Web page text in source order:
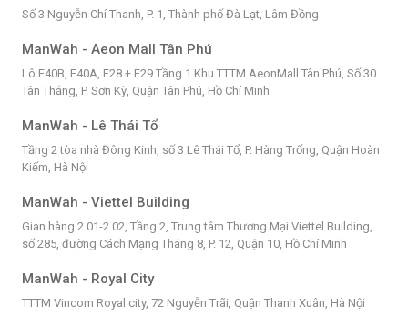
Số 3 Nguyễn Chí Thanh, P. 1, Thành phố Đà Lạt, Lâm Đồng
ManWah - Aeon Mall Tân Phú
Lô F40B, F40A, F28 + F29 Tầng 1 Khu TTTM AeonMall Tân Phú, Số 30
Tân Thắng, P. Sơn Kỳ, Quận Tân Phú, Hồ Chí Minh
ManWah - Lê Thái Tổ
Tầng 2 tòa nhà Đông Kinh, số 3 Lê Thái Tổ, P. Hàng Trống, Quận Hoàn
Kiếm, Hà Nội
ManWah - Viettel Building
Gian hàng 2.01-2.02, Tầng 2, Trung tâm Thương Mại Viettel Building,
số 285, đường Cách Mạng Tháng 8, P. 12, Quận 10, Hồ Chí Minh
ManWah - Royal City
TTTM Vincom Royal city, 72 Nguyễn Trãi, Quận Thanh Xuân, Hà Nội